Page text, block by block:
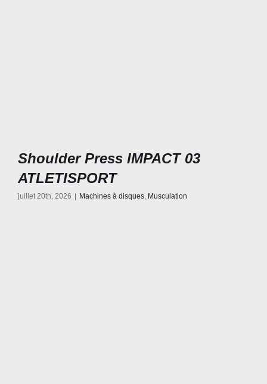
Shoulder Press IMPACT 03
ATLETISPORT
juillet 20th, 2026 | Machines à disques Musculation